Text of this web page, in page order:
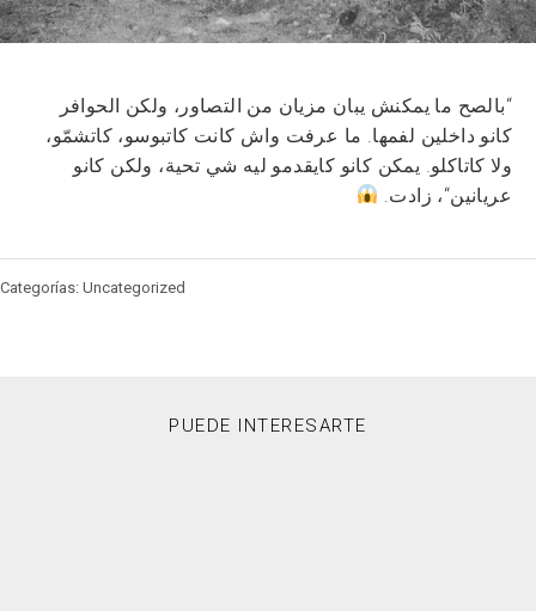
“بالصح ما يمكنش يبان مزيان من التصاور، ولكن الحوافر
كانو داخلين لفمها. ما عرفت واش كانت كاتبوسو، كاتشمّو،
ولا كاتاكلو. يمكن كانو كايقدمو ليه شي تحية، ولكن كانو
عريانين“، زادت.
Categorías: Uncategorized
PUEDE INTERESARTE